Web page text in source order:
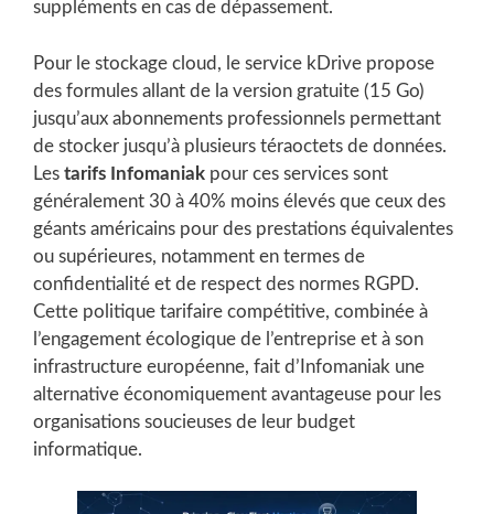
suppléments en cas de dépassement.
Pour le stockage cloud, le service kDrive propose
des formules allant de la version gratuite (15 Go)
jusqu’aux abonnements professionnels permettant
de stocker jusqu’à plusieurs téraoctets de données.
Les tarifs Infomaniak pour ces services sont
généralement 30 à 40% moins élevés que ceux des
géants américains pour des prestations équivalentes
ou supérieures, notamment en termes de
confidentialité et de respect des normes RGPD.
Cette politique tarifaire compétitive, combinée à
l’engagement écologique de l’entreprise et à son
infrastructure européenne, fait d’Infomaniak une
alternative économiquement avantageuse pour les
organisations soucieuses de leur budget
informatique.